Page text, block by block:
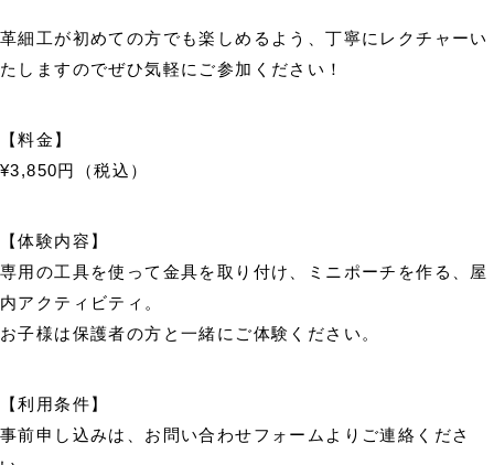
革細工が初めての方でも楽しめるよう、丁寧にレクチャーい
たしますのでぜひ気軽にご参加ください！
【料金】
¥3,850円（税込）
【体験内容】
専用の工具を使って金具を取り付け、ミニポーチを作る、屋
内アクティビティ。
お子様は保護者の方と一緒にご体験ください。
【利用条件】
事前申し込みは、 お問い合わせフォーム よりご連絡くださ